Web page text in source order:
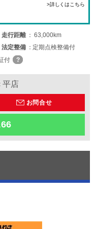
>詳しくはこちら
走行距離
63,000km
法定整備
定期点検整備付
付
平店
お問合せ